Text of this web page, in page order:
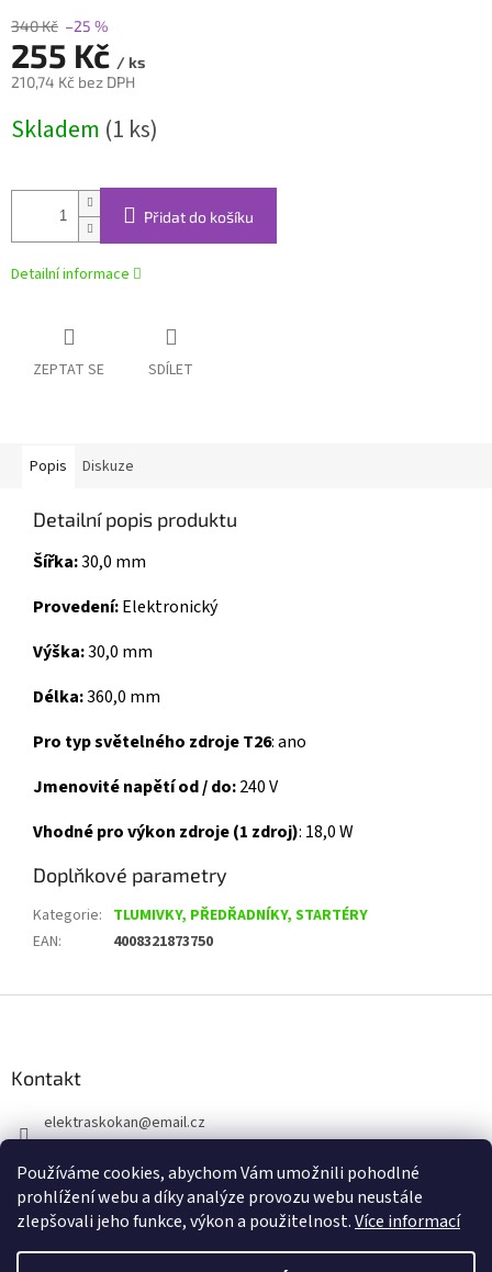
Používáme cookies, abychom Vám umožnili pohodlné
prohlížení webu a díky analýze provozu webu neustále
zlepšovali jeho funkce, výkon a použitelnost.Více informací
340 Kč –25 %
255 Kč / ks
210,74 Kč bez DPH
cena:
Skladem (1 ks)
Přidat do košíku
Detailní informace
ZEPTAT SE SDÍLET
Popis Diskuze
Detailní popis produktu
Šířka:30,0 mm
Provedení:Elektronický
Výška:30,0 mm
Délka:360,0 mm
Pro typ světelného zdroje T26: ano
Jmenovité napětí od / do:240 V
Vhodné pro výkon zdroje (1 zdroj): 18,0 W
Doplňkové parametry
Kategorie: TLUMIVKY, PŘEDŘADNÍKY, STARTÉRY
EAN: 4008321873750
Kontakt
elektraskokan@email.cz
+420 737 802 398